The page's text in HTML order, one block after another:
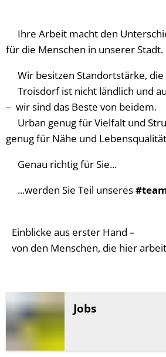
Ihre Arbeit macht den
für die Menschen in unserer Stadt.
Wir besitzen Standortstärke, die
Troisdorf ist nicht ländlich und
– wir sind das Beste von beidem.
Urban genug für Vielfalt und
genug für Nähe und
Genau richtig für Sie...
...werden Sie Teil unseres
Einblicke aus erster Hand –
von den Menschen, die hier
Jobs